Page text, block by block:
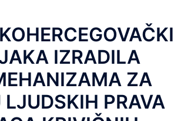
IZRADILA
ZA
PRAVA